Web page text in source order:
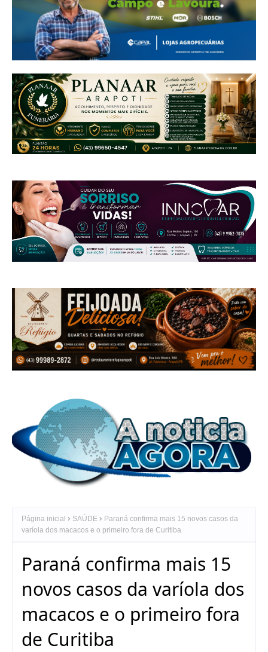
Página inicial SAÚDE
Paraná confirma mais 15 novos casos da
varíola dos macacos e o primeiro fora de Curitiba
Paraná confirma mais 15
novos casos da varíola dos
macacos e o primeiro fora
de Curitiba